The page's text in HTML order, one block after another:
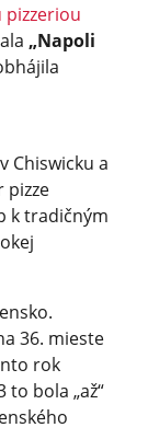
pizzeriou
„Napoli
Chiswicku a
pizze
k tradičným
36. mieste
rok
to bola „až“